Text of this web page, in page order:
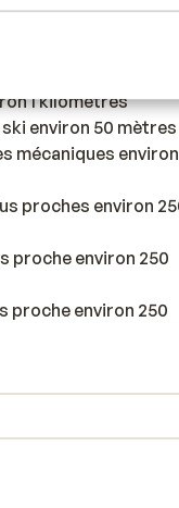
1 kilomètres
environ 50 mètres
mécaniques
proches environ
proche environ 250
proche environ 250